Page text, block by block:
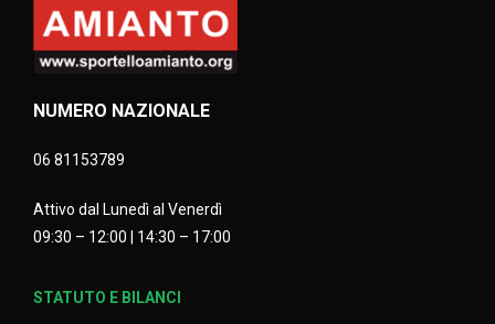
NUMERO NAZIONALE
06 81153789
Attivo dal Lunedì al Venerdì
09:30 – 12:00 | 14:30 – 17:00
STATUTO E BILANCI